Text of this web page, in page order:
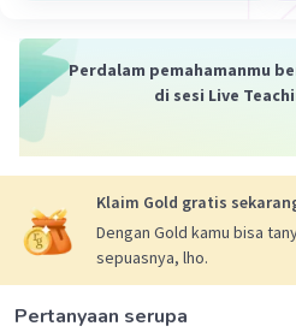
tujuan.
Seorang astronom
Seorang surveyor
untuk menentukan
suatu titik.
Azimuth adalah alat
berbagai bidang.
Perdalam pemahamanmu
di sesi Live
Klaim Gold gratis
Dengan Gold kamu bisa
sepuasnya, lho.
Pertanyaan serupa